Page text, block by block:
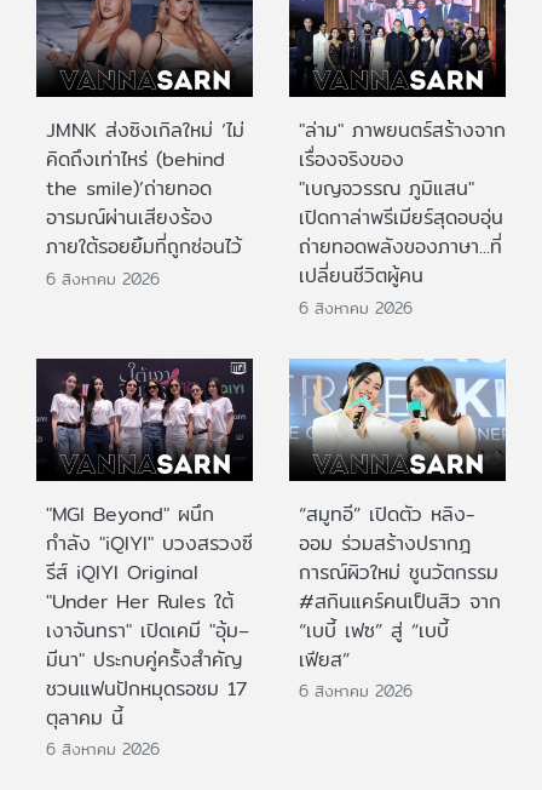
JMNK ส่งซิงเกิลใหม่ ‘ไม่
คิดถึงเท่าไหร่ (behind
the smile)’ถ่ายทอด
อารมณ์ผ่านเสียงร้อง
ภายใต้รอยยิ้มที่ถูกซ่อนไว้
6 สิงหาคม 2026
"ล่าม" ภาพยนตร์สร้างจาก
เรื่องจริงของ
"เบญจวรรณ ภูมิแสน"
เปิดกาล่าพรีเมียร์สุดอบอุ่น
ถ่ายทอดพลังของภาษา...ที่
เปลี่ยนชีวิตผู้คน
6 สิงหาคม 2026
"MGI Beyond" ผนึก
กำลัง "iQIYI" บวงสรวงซี
รีส์ iQIYI Original
"Under Her Rules ใต้
เงาจันทรา" เปิดเคมี "อุ้ม–
มีนา" ประกบคู่ครั้งสำคัญ
ชวนแฟนปักหมุดรอชม 17
ตุลาคม นี้
6 สิงหาคม 2026
“สมูทอี” เปิดตัว หลิง-
ออม ร่วมสร้างปรากฎ
การณ์ผิวใหม่ ชูนวัตกรรม
#สกินแคร์คนเป็นสิว จาก
“เบบี้ เฟซ” สู่ “เบบี้
เฟียส”
6 สิงหาคม 2026